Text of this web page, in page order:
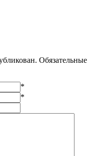
Обязательные
*
*